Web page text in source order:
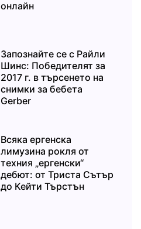
онлайн
Запознайте се с Райли
Шинс: Победителят за
2017 г. в търсенето на
снимки за бебета
Gerber
Всяка ергенска
лимузина рокля от
техния „ергенски“
дебют: от Триста Сътър
до Кейти Търстън